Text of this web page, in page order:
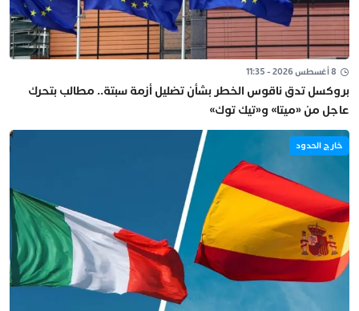
8 أغسطس 2026 - 11:35
بروكسل تدق ناقوس الخطر بشأن تضليل أزمة سبتة.. مطالب بتحرك
عاجل من «ميتا» و«تيك توك»
خارج الحدود